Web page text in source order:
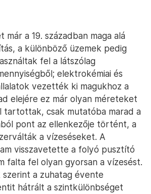
már a 19. században maga alá
a különböző üzemek pedig
fel a látszólag
elektrokémiai és
vezették ki magukhoz a
elejére ez már olyan méreteket
csak mutatóba marad a
pont az ellenkezője történt, a
a vízeséseket. A
visszavetette a folyó pusztító
falta fel olyan gyorsan a vízesést.
szerint a zuhatag évente
hátrált a szintkülönbséget